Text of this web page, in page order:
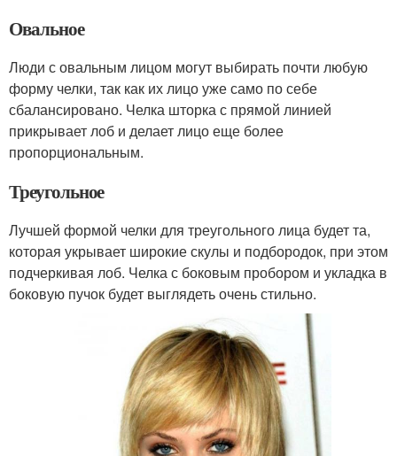
Овальное
Люди с овальным лицом могут выбирать почти любую
форму челки, так как их лицо уже само по себе
сбалансировано. Челка шторка с прямой линией
прикрывает лоб и делает лицо еще более
пропорциональным.
Треугольное
Лучшей формой челки для треугольного лица будет та,
которая укрывает широкие скулы и подбородок, при этом
подчеркивая лоб. Челка с боковым пробором и укладка в
боковую пучок будет выглядеть очень стильно.